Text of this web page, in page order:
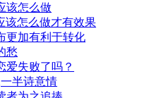
该怎么做
该怎么做才有效果
更加有利于转化
愁
爱失败了吗？
半诗意情